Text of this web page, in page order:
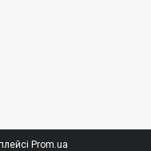
Prom.ua